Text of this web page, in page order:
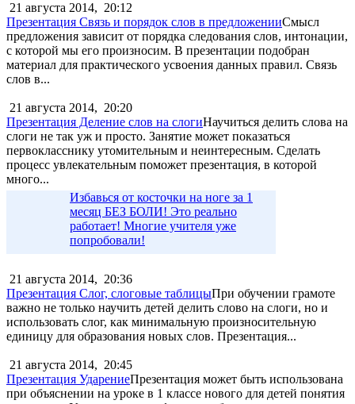
21 августа 2014, 20:12
Презентация Связь и порядок слов в предложенииСмысл
предложения зависит от порядка следования слов, интонации,
с которой мы его произносим. В презентации подобран
материал для практического усвоения данных правил. Связь
слов в...
21 августа 2014, 20:20
Презентация Деление слов на слогиНаучиться делить слова на
слоги не так уж и просто. Занятие может показаться
первокласснику утомительным и неинтересным. Сделать
процесс увлекательным поможет презентация, в которой
много...
Избавься от косточки на ноге за 1
месяц БЕЗ БОЛИ! Это реально
работает! Многие учителя уже
попробовали!
21 августа 2014, 20:36
Презентация Слог, слоговые таблицыПри обучении грамоте
важно не только научить детей делить слово на слоги, но и
использовать слог, как минимальную произносительную
единицу для образования новых слов. Презентация...
21 августа 2014, 20:45
Презентация УдарениеПрезентация может быть использована
при объяснении на уроке в 1 классе нового для детей понятия